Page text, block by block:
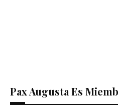
Pax Augusta Es